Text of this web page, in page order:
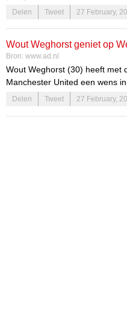
Amsterdammers waren er na
Berlin in de Europa League
spreekt desondanks van een
uiteindelijk wel (1-2).
Delen Tweet 27 February,
Wout Weghorst geniet op
maar voor mij is dit een
Bron: www.ad.nl
Wout Weghorst (30) heeft met
Manchester United een wens
lopen doen, maar er kwam een
Delen Tweet 27 February,